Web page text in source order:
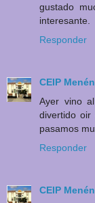
gustado
interesante.
Responder
CEIP
Ayer vino
divertido oir
pasamos
Responder
CEIP